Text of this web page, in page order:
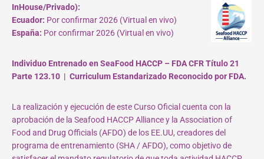
InHouse/Privado):
Ecuador: Por confirmar 2026 (Virtual en vivo)
España: Por confirmar 2026 (Virtual en vivo)
Individuo Entrenado en SeaFood HACCP – FDA CFR Título 21
Parte 123.10 | Curriculum Estandarizado Reconocido por FDA.
La realización y ejecución de este Curso Oficial cuenta con la
aprobación de la Seafood HACCP Alliance y la Association of
Food and Drug Officials (AFDO) de los EE.UU, creadores del
programa de entrenamiento (SHA / AFDO), como objetivo de